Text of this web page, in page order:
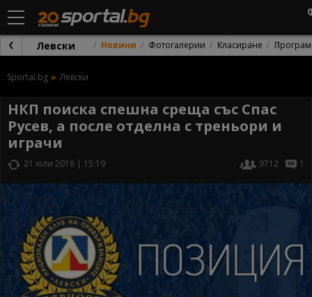
Левски Новини Фотогалерии Класиране
Sportal.bg Левски
НКП поиска спешна среща със Спас
Русев, а после отделна с треньори и
играчи
21 юли 2018 | 15:19 9712 1